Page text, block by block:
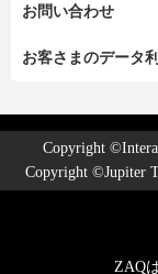
お問い合わせ
お客さまのデータ
Copyright
Copyright ©Jupiter
ZAQ